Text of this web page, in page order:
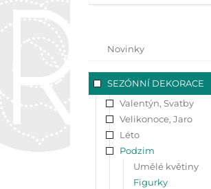
Novinky
SEZÓNNÍ DEKORACE
Valentýn, Svatby
Velikonoce, Jaro
Léto
Podzim
Umělé květiny
Figurky